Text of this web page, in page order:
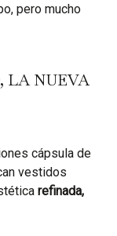
pero mucho
NUEVA
cápsula de
vestidos
refinada,